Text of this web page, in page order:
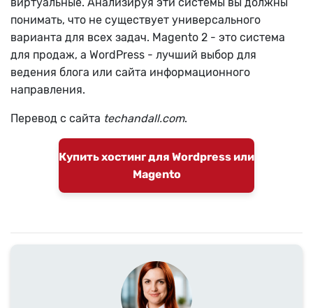
понимать, что не существует универсального
варианта для всех задач. Magento 2 - это система
для продаж, а WordPress - лучший выбор для
ведения блога или сайта информационного
направления.
Перевод с сайта techandall.com.
Купить хостинг для Wordpress или
Magento